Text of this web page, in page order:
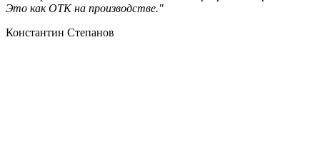
Это как ОТК на производстве."
Константин Степанов